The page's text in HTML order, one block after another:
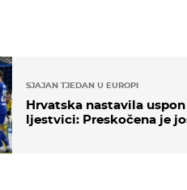
SJAJAN TJEDAN U EUROPI
Hrvatska nastavila
ljestvici: Preskočena je